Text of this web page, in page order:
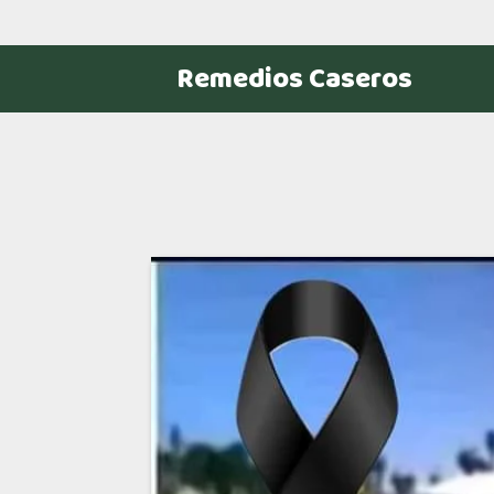
Remedios Caseros